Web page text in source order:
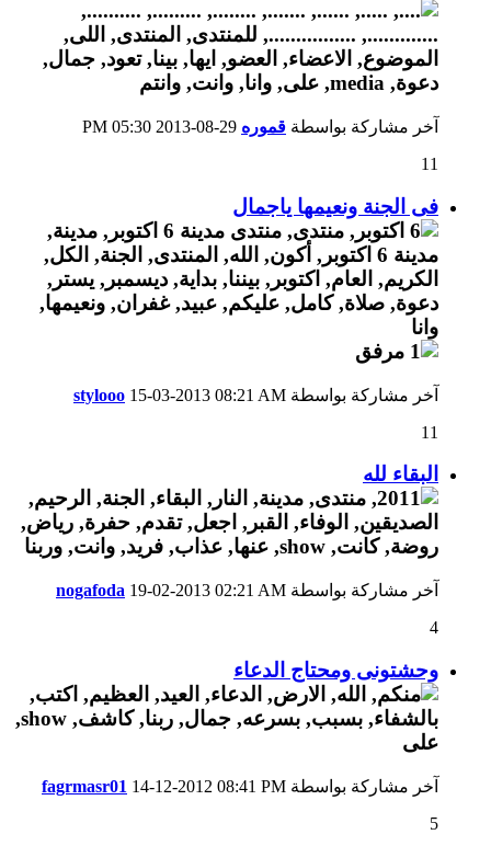
آخر مشاركة بواسطة قموره
05:30 PM
11
فى الجنة ونعيمها ياجمال
آخر مشاركة بواسطة stylooo 15-03-2013 08:21 AM
11
البقاء لله
آخر مشاركة بواسطة nogafoda 19-02-2013 02:21 AM
4
وحشتونى ومحتاج الدعاء
آخر مشاركة بواسطة fagrmasr01 14-12-2012 08:41 PM
5